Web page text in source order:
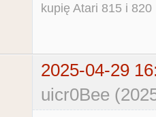
kupię Atari 815 i 820
2025-04-29
uicr0Bee